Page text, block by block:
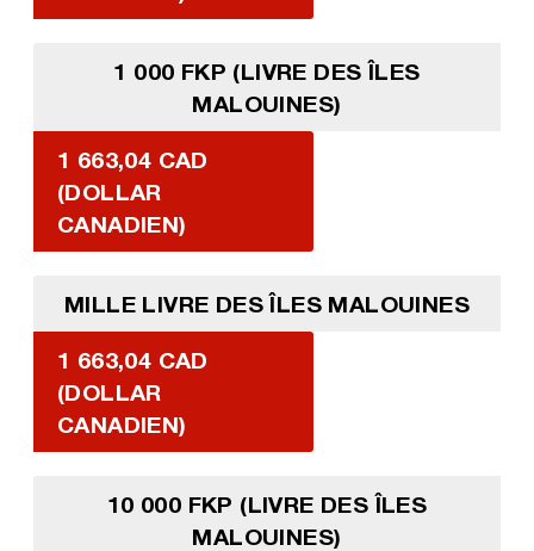
1 000 FKP (LIVRE DES ÎLES
MALOUINES)
1 663,04 CAD
(DOLLAR
CANADIEN)
MILLE LIVRE DES ÎLES MALOUINES
1 663,04 CAD
(DOLLAR
CANADIEN)
10 000 FKP (LIVRE DES ÎLES
MALOUINES)